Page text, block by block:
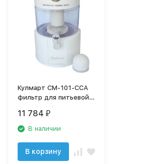
Кулмарт СМ-101-CCA
фильтр для питьевой
11 784 ₽
В наличии
В корзину